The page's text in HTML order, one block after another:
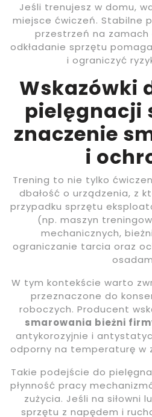
Jeśli trenujesz w domu,
miejsce ćwiczeń. Stabilne
przestrzeń na zamach
odkładanie sprzętu
i ograniczyć
Wskazówki
pielęgnacji
znaczenie
i
Trening to nie tylko
dbałość o urządzenia, z
przypadku sprzętu
(np. maszyn
mechanicznych,
ograniczanie tarcia oraz
W tym kontekście warto
przeznaczone do
roboczych. Producent
smarowania bieżni firmy
antykorozyjnie i
odporny na temperaturę w
Takie podejście do
płynność pracy
zużycia. Jeśli na siłowni
sprzętu z napędem i